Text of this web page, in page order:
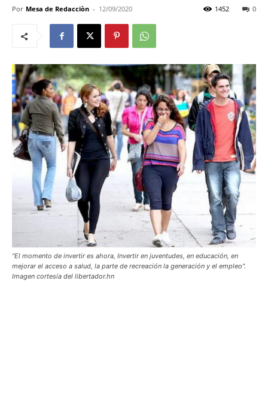
Por Mesa de Redacciòn - 12/09/2020 0
1452
"El momento de invertir es ahora, Invertir en juventudes, en educación, en
mejorar el acceso a salud, la parte de recreación la generación y el empleo".
Imagen cortesía del libertador.hn